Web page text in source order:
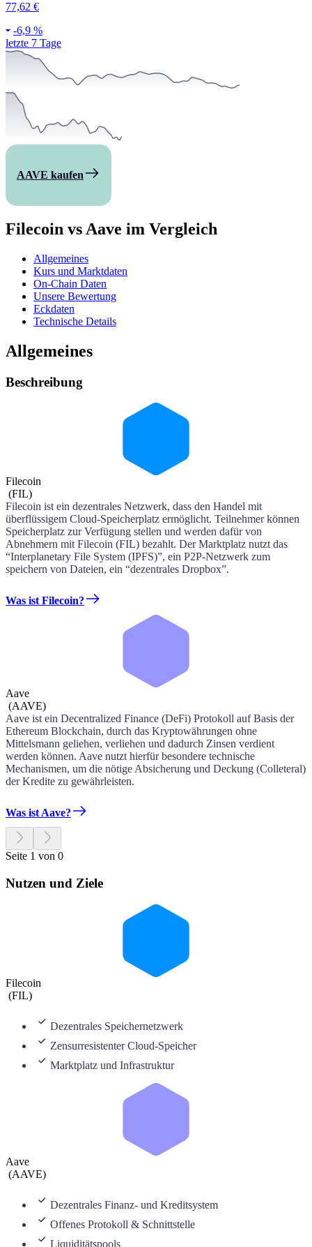
77,62 €
-6,9 %
letzte 7 Tage
AAVE kaufen
Filecoin vs Aave im Vergleich
Allgemeines
Kurs und Marktdaten
On-Chain Daten
Unsere Bewertung
Eckdaten
Technische Details
Allgemeines
Beschreibung
Filecoin
(FIL)
Filecoin ist ein dezentrales Netzwerk, dass den Handel mit
überflüssigem Cloud-Speicherplatz ermöglicht. Teilnehmer können
Speicherplatz zur Verfügung stellen und werden dafür von
Abnehmern mit Filecoin (FIL) bezahlt. Der Marktplatz nutzt das
“Interplanetary File System (IPFS)”, ein P2P-Netzwerk zum
speichern von Dateien, ein “dezentrales Dropbox”.
Was ist Filecoin?
Aave
(AAVE)
Aave ist ein Decentralized Finance (DeFi) Protokoll auf Basis der
Ethereum Blockchain, durch das Kryptowährungen ohne
Mittelsmann geliehen, verliehen und dadurch Zinsen verdient
werden können. Aave nutzt hierfür besondere technische
Mechanismen, um die nötige Absicherung und Deckung (Colleteral)
der Kredite zu gewährleisten.
Was ist Aave?
Seite 1 von 0
Nutzen und Ziele
Filecoin
(FIL)
Dezentrales Speichernetzwerk
Zensurresistenter Cloud-Speicher
Marktplatz und Infrastruktur
Aave
(AAVE)
Dezentrales Finanz- und Kreditsystem
Offenes Protokoll & Schnittstelle
Liquiditätspools